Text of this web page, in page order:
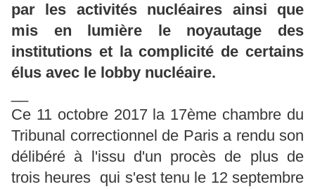
par les activités nucléaires ainsi que
mis en lumière le noyautage des
institutions et la complicité de certains
élus avec le lobby nucléaire.
Ce 11 octobre 2017 la 17ème chambre du
Tribunal correctionnel de Paris a rendu son
délibéré à l'issu d'un procès de plus de
trois heures qui s'est tenu le 12 septembre